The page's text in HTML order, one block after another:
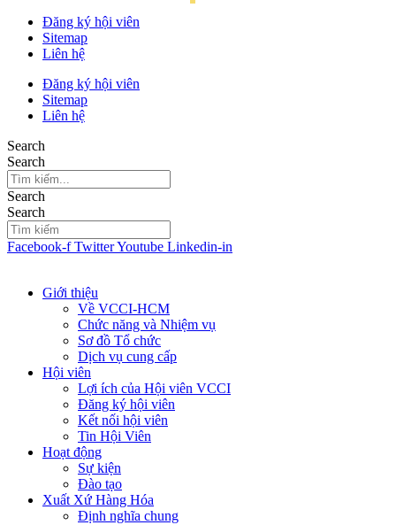
Đăng ký hội viên
Sitemap
Liên hệ
Đăng ký hội viên
Sitemap
Liên hệ
Search
Search
Search
Search
Facebook-f TwitterYoutube Linkedin-in
Giới thiệu
Về VCCI-HCM
Chức năng và Nhiệm vụ
Sơ đồ Tổ chức
Dịch vụ cung cấp
Hội viên
Lợi ích của Hội viên VCCI
Đăng ký hội viên
Kết nối hội viên
Tin Hội Viên
Hoạt động
Sự kiện
Đào tạo
Xuất Xứ Hàng Hóa
Định nghĩa chung